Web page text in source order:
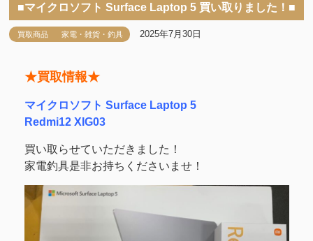
■マイクロソフト Surface Laptop 5 買い取りました！■
買取商品 家電・雑貨・釣具 2025年7月30日
★買取情報★
マイクロソフト Surface Laptop 5
Redmi12 XIG03
買い取らせていただきました！
家電釣具是非お持ちくださいませ！